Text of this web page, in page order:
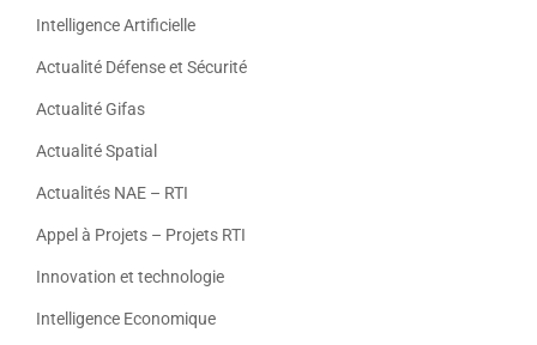
Intelligence Artificielle
Actualité Défense et Sécurité
Actualité Gifas
Actualité Spatial
Actualités NAE – RTI
Appel à Projets – Projets RTI
Innovation et technologie
Intelligence Economique